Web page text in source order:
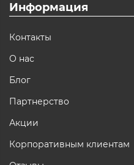
Информация
Контакты
О нас
Блог
Партнерство
Акции
Корпоративным клиентам